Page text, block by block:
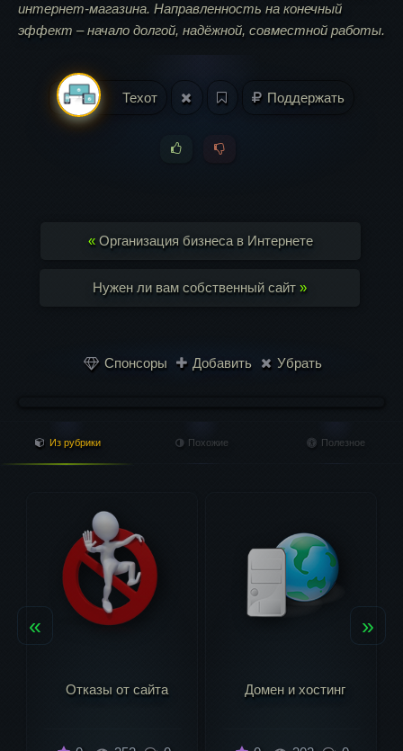
интернет-магазина. Направленность на конечный
эффект – начало долгой, надёжной, совместной работы.
Техот Поддержать
«Организация бизнеса в Интернете
Нужен ли вам собственный сайт »
Спонсоры Добавить Убрать
Из рубрики Похожие Полезное
Домен и хостинг Как развивать сайт
« »